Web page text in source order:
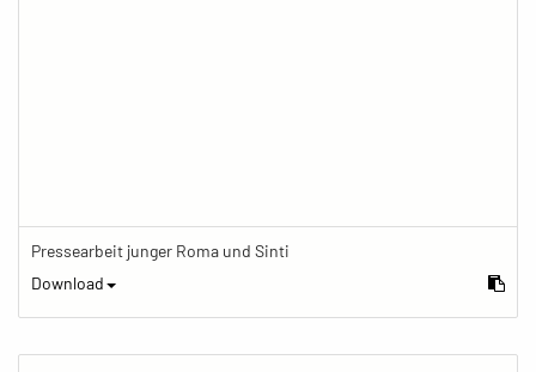
Pressearbeit junger Roma und Sinti
Download